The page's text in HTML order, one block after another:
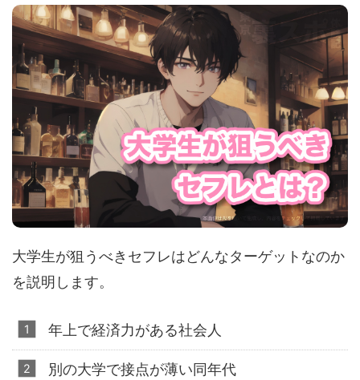
大学生が狙うべきセフレはどんなターゲットなのか
を説明します。
年上で経済力がある社会人
別の大学で接点が薄い同年代